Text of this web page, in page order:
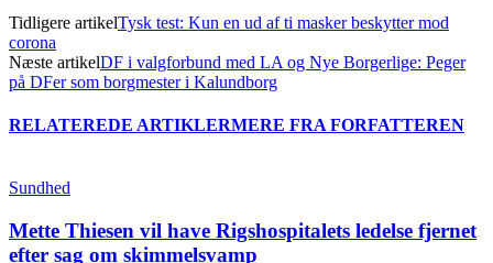
Tidligere artikelTysk test: Kun en ud af ti masker beskytter mod
corona
Næste artikelDF i valgforbund med LA og Nye Borgerlige: Peger
på DFer som borgmester i Kalundborg
RELATEREDE ARTIKLERMERE FRA FORFATTEREN
Sundhed
Mette Thiesen vil have Rigshospitalets ledelse fjernet
efter sag om skimmelsvamp